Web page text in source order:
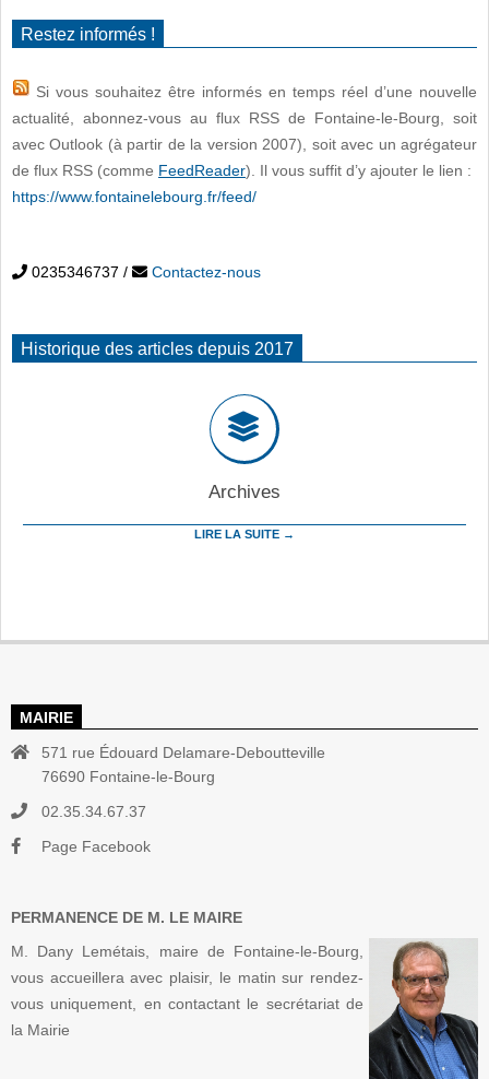
Restez informés !
Si vous souhaitez être informés en temps réel d’une nouvelle
actualité, abonnez-vous au flux RSS de Fontaine-le-Bourg, soit
avec Outlook (à partir de la version 2007), soit avec un agrégateur
de flux RSS (comme FeedReader). Il vous suffit d’y ajouter le lien :
https://www.fontainelebourg.fr/feed/
0235346737 / Contactez-nous
Historique des articles depuis 2017
Archives
LIRE LA SUITE →
MAIRIE
571 rue Édouard Delamare-Deboutteville
76690 Fontaine-le-Bourg
02.35.34.67.37
Page Facebook
PERMANENCE DE M. LE MAIRE
M. Dany Lemétais, maire de Fontaine-le-Bourg,
vous accueillera avec plaisir, le matin sur rendez-
vous uniquement, en contactant le secrétariat de
la Mairie